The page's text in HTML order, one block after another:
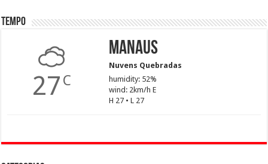
Tempo
27 C
Manaus
Nuvens Quebradas
humidity: 52%
wind: 2km/h E
H 27 • L 27